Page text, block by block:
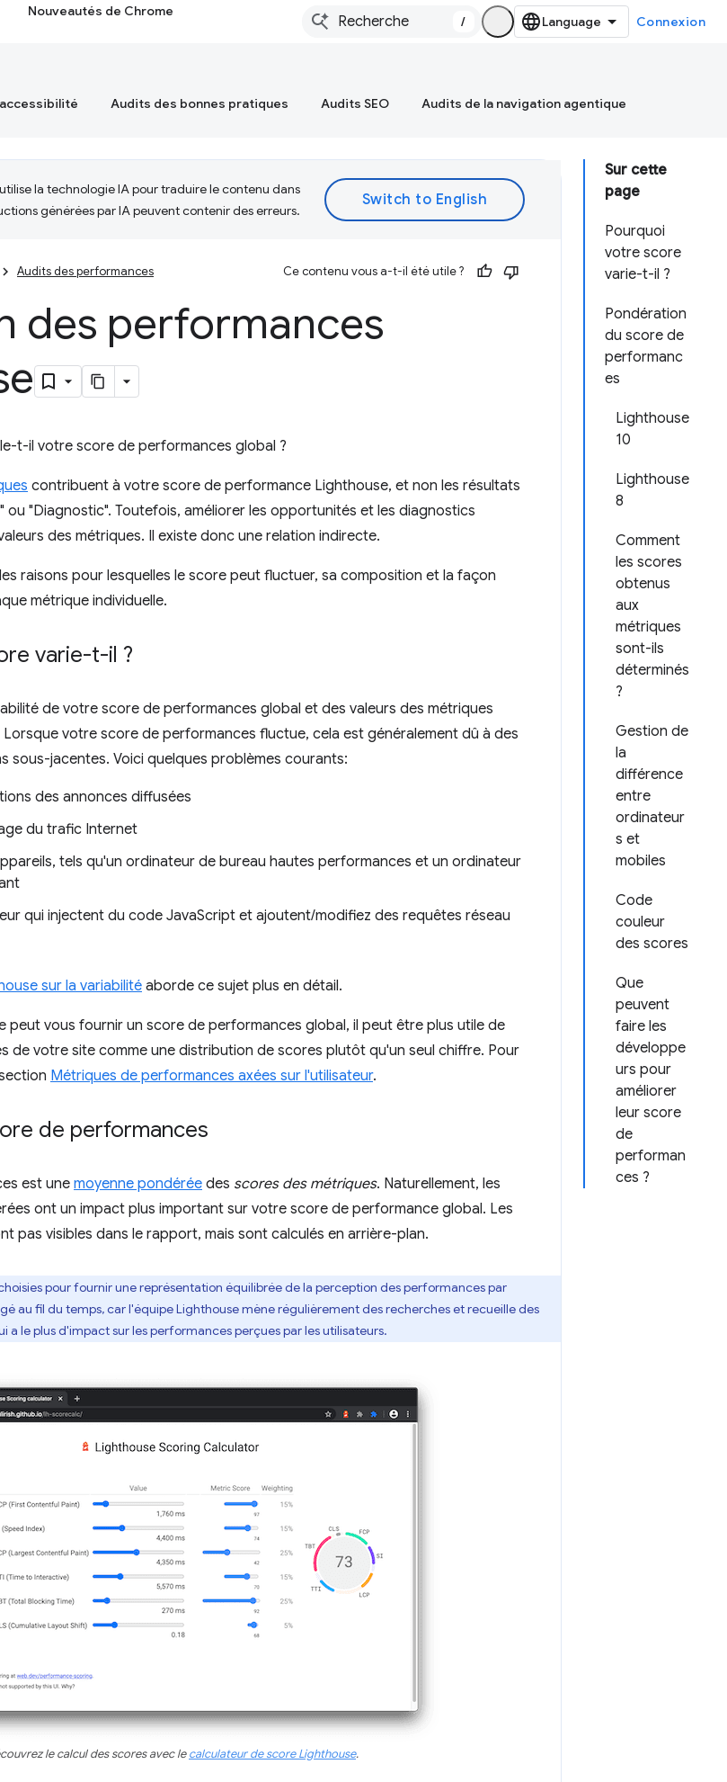
Nouveautés de Chrome
/ Connexion
Audits des bonnes pratiques Audits SEO Audits de la navigation agentique
Sur cette
page
Pourquoi
votre score
varie-t-il ?
Pondération
du score de
performanc
es
Lighthouse
10
Lighthouse
8
Comment
les scores
obtenus
aux
métriques
sont-ils
déterminés
?
Gestion de
la
différence
entre
ordinateur
s et
mobiles
Code
couleur
des scores
Que
peuvent
faire les
développe
urs pour
améliorer
leur score
de
performan
ces ?
la technologie IA pour traduire le contenu dans
générées par IA peuvent contenir des erreurs.
Audits des performances Ce contenu vous a-t-il été utile ?
des performances
t-il votre score de performances global ?
contribuent à votre score de performance Lighthouse, et non les résultats
"Diagnostic". Toutefois, améliorer les opportunités et les diagnostics
des métriques. Il existe donc une relation indirecte.
raisons pour lesquelles le score peut fluctuer, sa composition et la façon
métrique individuelle.
varie-t-il ?
de votre score de performances global et des valeurs des métriques
votre score de performances fluctue, cela est généralement dû à des
sous-jacentes. Voici quelques problèmes courants:
des annonces diffusées
du trafic Internet
tels qu'un ordinateur de bureau hautes performances et un ordinateur
qui injectent du code JavaScript et ajoutent/modifiez des requêtes réseau
sur la variabilité aborde ce sujet plus en détail.
peut vous fournir un score de performances global, il peut être plus utile de
de votre site comme une distribution de scores plutôt qu'un seul chiffre. Pour
Métriques de performances axées sur l'utilisateur.
de performances
est unemoyenne pondérée des scores des métriques. Naturellement, les
ont un impact plus important sur votre score de performance global. Les
pas visibles dans le rapport, mais sont calculés en arrière-plan.
pour fournir une représentation équilibrée de la perception des performances par
au fil du temps, car l'équipe Lighthouse mène régulièrement des recherches et recueille des
le plus d'impact sur les performances perçues par les utilisateurs.
le calcul des scores avec lecalculateur de score Lighthouse.